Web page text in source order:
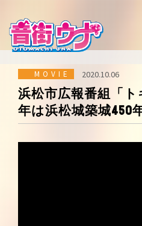
コ
ン
テ
ン
ツ
MOVIE 2020.10.06
浜松市広報番組「
年は浜松城築城450